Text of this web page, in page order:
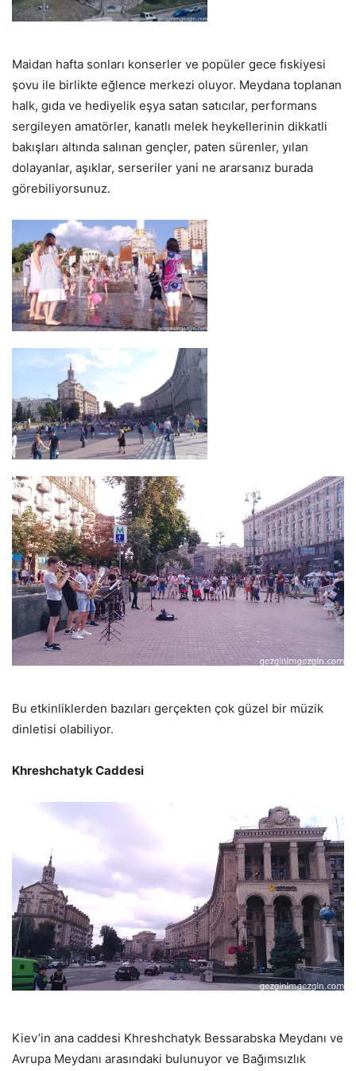
Maidan hafta sonları konserler ve popüler gece fıskiyesi
şovu ile birlikte eğlence merkezi oluyor. Meydana toplanan
halk, gıda ve hediyelik eşya satan satıcılar, performans
sergileyen amatörler, kanatlı melek heykellerinin dikkatli
bakışları altında salınan gençler, paten sürenler, yılan
dolayanlar, aşıklar, serseriler yani ne ararsanız burada
görebiliyorsunuz.
Bu etkinliklerden bazıları gerçekten çok güzel bir müzik
dinletisi olabiliyor.
Khreshchatyk Caddesi
Kiev’in ana caddesi Khreshchatyk Bessarabska Meydanı ve
Avrupa Meydanı arasındaki bulunuyor ve Bağımsızlık